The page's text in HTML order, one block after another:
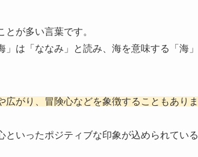
が多い言葉です。
は「ななみ」と読み、海を意味する「海」
広がり、冒険心などを象徴することもありま
いったポジティブな印象が込められている